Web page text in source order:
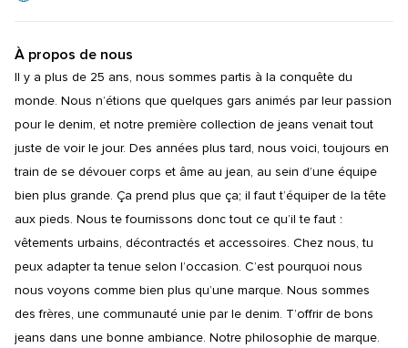
À propos de nous
Il y a plus de 25 ans, nous sommes partis à la conquête du
monde. Nous n’étions que quelques gars animés par leur passion
pour le denim, et notre première collection de jeans venait tout
juste de voir le jour. Des années plus tard, nous voici, toujours en
train de se dévouer corps et âme au jean, au sein d’une équipe
bien plus grande. Ça prend plus que ça; il faut t’équiper de la tête
aux pieds. Nous te fournissons donc tout ce qu’il te faut :
vêtements urbains, décontractés et accessoires. Chez nous, tu
peux adapter ta tenue selon l’occasion. C’est pourquoi nous
nous voyons comme bien plus qu’une marque. Nous sommes
des frères, une communauté unie par le denim. T’offrir de bons
jeans dans une bonne ambiance. Notre philosophie de marque.